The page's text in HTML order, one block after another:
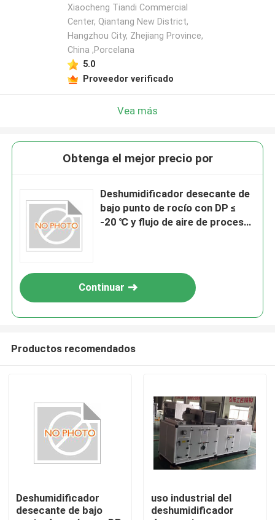
Xiaocheng Tiandi Commercial
Center, Qiantang New District,
Hangzhou City, Zhejiang Province,
China ,Porcelana
5.0
Proveedor verificado
Vea más
Obtenga el mejor precio por
Deshumidificador desecante de
bajo punto de rocío con DP ≤
-20 ℃ y flujo de aire de proceso
Continuar
Productos recomendados
Deshumidificador
desecante de bajo
uso industrial del
deshumidificador